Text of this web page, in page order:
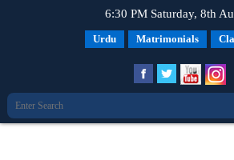
6:30 PM Saturday, 8th
Urdu Matrimonials